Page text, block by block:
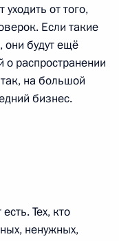
от того,
Если такие
они будут ещё
распространении
на большой
бизнес.
Тех, кто
ненужных,